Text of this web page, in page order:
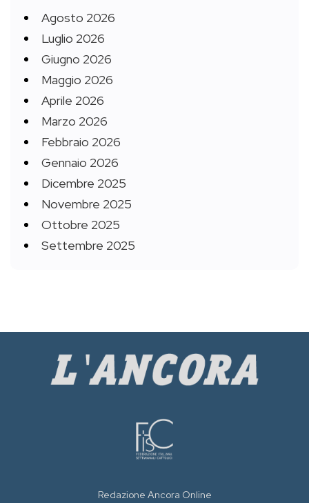
Agosto 2026
Luglio 2026
Giugno 2026
Maggio 2026
Aprile 2026
Marzo 2026
Febbraio 2026
Gennaio 2026
Dicembre 2025
Novembre 2025
Ottobre 2025
Settembre 2025
Redazione Ancora Online